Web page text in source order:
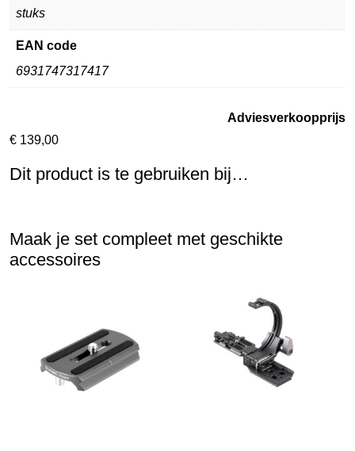
stuks
EAN code
6931747317417
Adviesverkoopprijs
€ 139,00
Dit product is te gebruiken bij…
Maak je set compleet met geschikte
accessoires